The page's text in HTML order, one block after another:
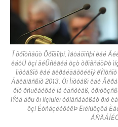
Ï õðïõñãüò Õðïäïìþí, Ìåôáöïñþí êáé
êáôÜ ôçí äéÜñêåéá ôçò õðïãñáöÞò
ìïõóåßïõ êáé åêðáéäåõôéêïý
Äåêåìâñßïõ 2013. Ôï Ìïõóåßï êáé
ðïõ ðñüêåéôáé íá éäñõèåß,
ìÝóá áðü ôï ìíçìüíéï óõíåñãáóßáò ðïõ
ôçí ÉóñáçëéôéêÞ Êïéíüôçôá